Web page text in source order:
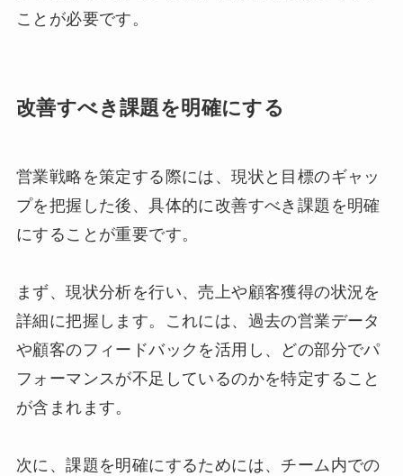
ことが必要です。
改善すべき課題を明確にする
営業戦略を策定する際には、現状と目標のギャッ
プを把握した後、具体的に改善すべき課題を明確
にすることが重要です。
まず、現状分析を行い、売上や顧客獲得の状況を
詳細に把握します。これには、過去の営業データ
や顧客のフィードバックを活用し、どの部分でパ
フォーマンスが不足しているのかを特定すること
が含まれます。
次に、課題を明確にするためには、チーム内での